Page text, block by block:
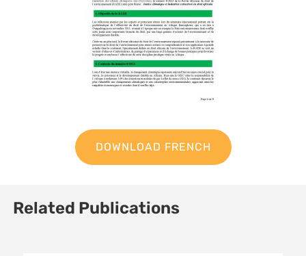
DOWNLOAD FRENCH
Related Publications